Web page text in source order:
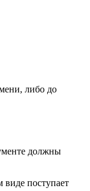
либо до
должны
поступает